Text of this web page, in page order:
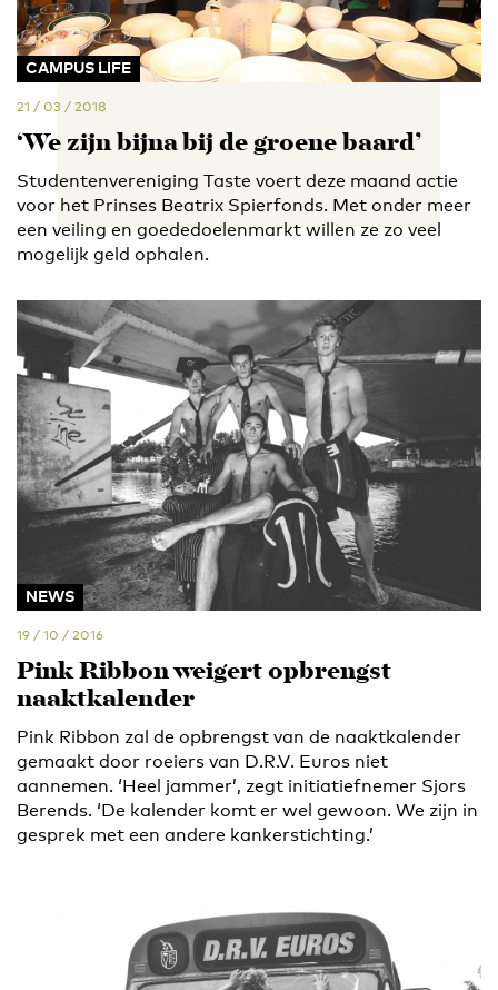
CAMPUS LIFE
21 / 03 / 2018
‘We zijn bijna bij de groene baard’
Studentenvereniging Taste voert deze maand actie
voor het Prinses Beatrix Spierfonds. Met onder meer
een veiling en goededoelenmarkt willen ze zo veel
mogelijk geld ophalen.
NEWS
19 / 10 / 2016
Pink Ribbon weigert opbrengst
naaktkalender
Pink Ribbon zal de opbrengst van de naaktkalender
gemaakt door roeiers van D.R.V. Euros niet
aannemen. ‘Heel jammer’, zegt initiatiefnemer Sjors
Berends. ‘De kalender komt er wel gewoon. We zijn in
gesprek met een andere kankerstichting.’